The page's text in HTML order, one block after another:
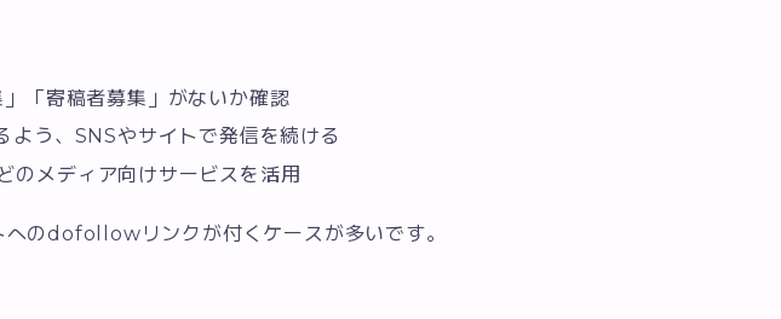
「寄稿者募集」がないか確認
よう、SNSやサイトで発信を続ける
メディア向けサービスを活用
のdofollowリンクが付くケースが多いです。